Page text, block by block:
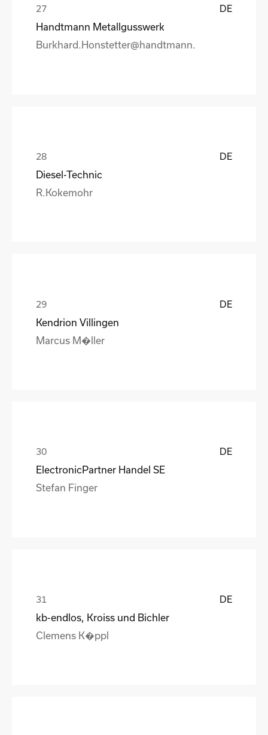
DE
Handtmann Metallgusswerk
Burkhard.Honstetter@handtmann.
DE
Diesel-Technic
R.Kokemohr
DE
Kendrion Villingen
Marcus M�ller
DE
ElectronicPartner Handel SE
Stefan Finger
DE
kb-endlos, Kroiss und Bichler
Clemens K�ppl